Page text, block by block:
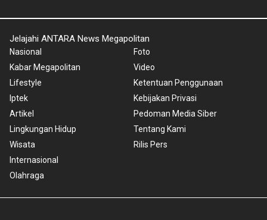
Jelajahi ANTARA News Megapolitan
Nasional
Kabar Megapolitan
Lifestyle
Iptek
Artikel
Lingkungan Hidup
Wisata
Internasional
Olahraga
Foto
Video
Ketentuan Penggunaan
Kebijakan Privasi
Pedoman Media Siber
Tentang Kami
Rilis Pers